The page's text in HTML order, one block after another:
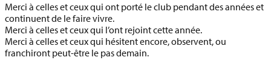
Merci à celles et ceux qui ont porté le club pendant des années et
continuent de le faire vivre.
Merci à celles et ceux qui l’ont rejoint cette année.
Merci à celles et ceux qui hésitent encore, observent, ou
franchiront peut-être le pas demain.